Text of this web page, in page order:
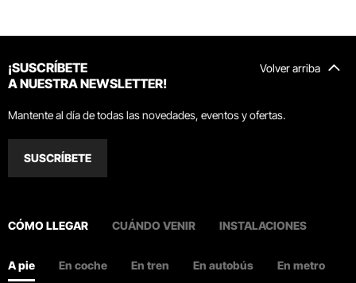
Volver arriba
¡SUSCRÍBETE
A NUESTRA NEWSLETTER!
Mantente al día de todas las novedades, eventos y ofertas.
SUSCRÍBETE
CÓMO LLEGAR CUÁNDO VENIR INSTALACIONES
A pie En coche En tren En autobús En metro